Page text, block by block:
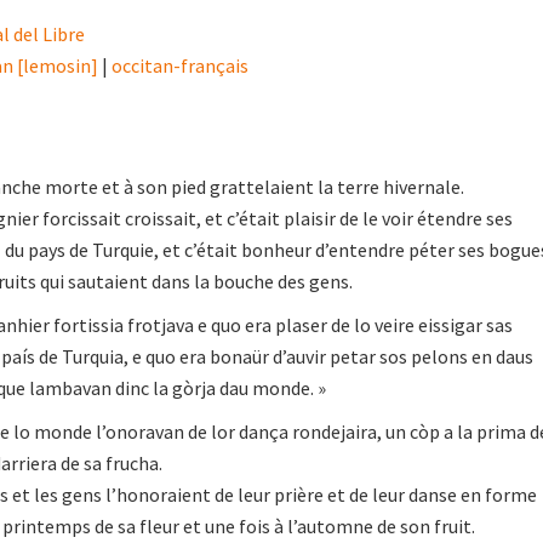
del Libre
[lemosin] | occitan-français
morte et à son pied grattelaient la terre hivernale.
forcissait croissait, et c’était plaisir de le voir étendre ses
pays de Turquie, et c’était bonheur d’entendre péter ses
qui sautaient dans la bouche des gens.
fortissia frotjava e quo era plaser de lo veire eissigar sas
de Turquia, e quo era bonaür d’auvir petar sos pelons en daus
lambavan dinc la gòrja dau monde. »
lo monde l’onoravan de lor dança rondejaira, un còp a la prima
de sa frucha.
et les gens l’honoraient de leur prière et de leur danse en forme
de sa fleur et une fois à l’automne de son fruit.